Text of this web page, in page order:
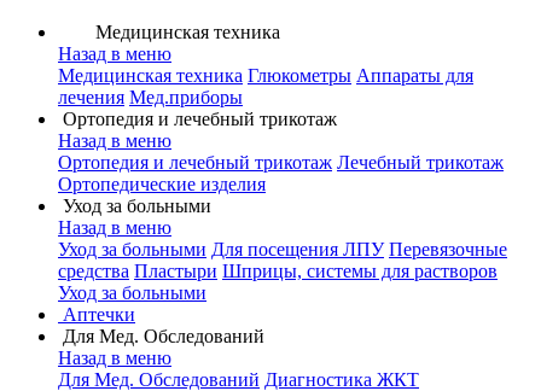
Медицинская техника
Назад в меню
Медицинская техника Глюкометры Аппараты для
лечения Мед.приборы
Ортопедия и лечебный трикотаж
Назад в меню
Ортопедия и лечебный трикотаж Лечебный трикотаж
Ортопедические изделия
Уход за больными
Назад в меню
Уход за больными Для посещения ЛПУ Перевязочные
средства Пластыри Шприцы, системы для растворов
Уход за больными
Аптечки
Для Мед. Обследований
Назад в меню
Для Мед. Обследований Диагностика ЖКТ